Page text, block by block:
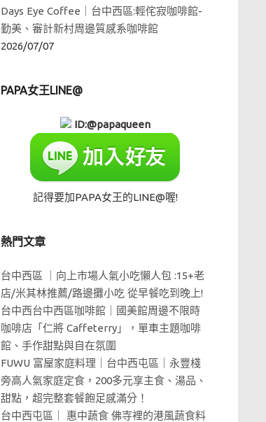
Days Eye Coffee｜台中西區:輕侘寂咖啡館-
勤美、審計新村周邊質感系咖啡館
2026/07/07
PAPA女王LINE@
ID:@papaqueen
記得要加PAPA女王的LINE@喔!
熱門文章
台中西區 ｜向上市場人氣小吃懶人包 :15+老
店/米其林推薦/路邊攤小吃 從早餐吃到晚上!
台中西台中西區咖啡館｜國美館周邊不限時
咖啡店「仁將 Caffeterry」，單車主題咖啡
館、手作甜點與自在氛圍
FUWU 富屋家庭料理｜台中西屯區｜永豐棧
旁高人氣家庭定食，200多元享主食、湯品、
甜點，超完整套餐飽足感滿分！
台中西屯區｜ 惠中蔬食 佛寺裡的港風蔬食料